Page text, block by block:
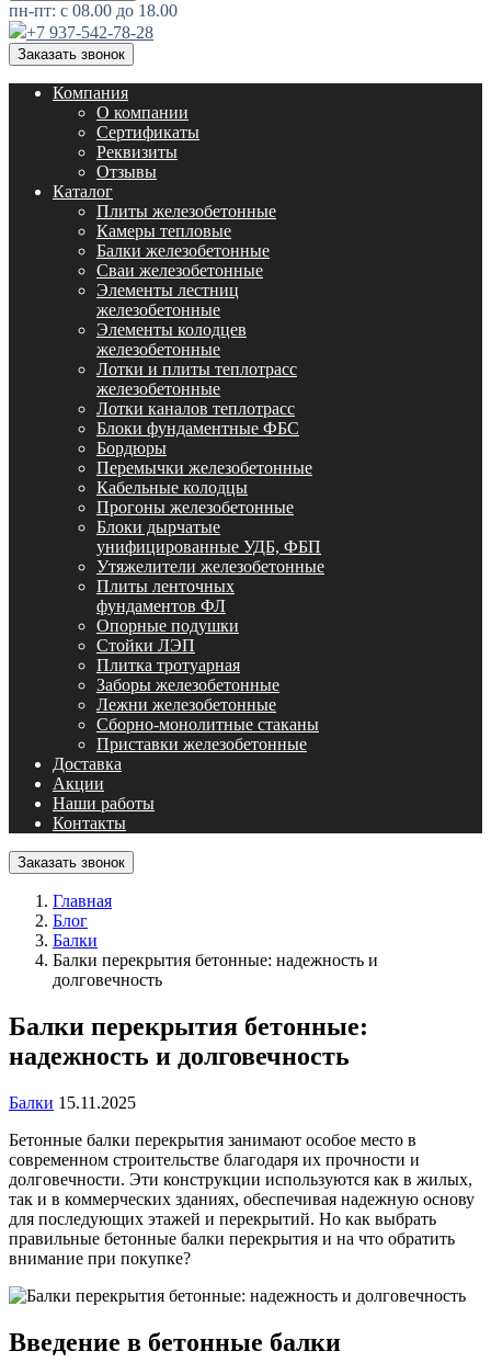
пн-пт: с 08.00 до 18.00
+7 937-542-78-28
Заказать звонок
Компания
О компании
Сертификаты
Реквизиты
Отзывы
Каталог
Плиты железобетонные
Камеры тепловые
Балки железобетонные
Сваи железобетонные
Элементы лестниц
железобетонные
Элементы колодцев
железобетонные
Лотки и плиты теплотрасс
железобетонные
Лотки каналов теплотрасс
Блоки фундаментные ФБС
Бордюры
Перемычки железобетонные
Кабельные колодцы
Прогоны железобетонные
Блоки дырчатые
унифицированные УДБ, ФБП
Утяжелители железобетонные
Плиты ленточных
фундаментов ФЛ
Опорные подушки
Стойки ЛЭП
Плитка тротуарная
Заборы железобетонные
Лежни железобетонные
Сборно-монолитные стаканы
Приставки железобетонные
Доставка
Акции
Наши работы
Контакты
Заказать звонок
Главная
Блог
Балки
Балки перекрытия бетонные: надежность и
долговечность
Балки перекрытия бетонные:
надежность и долговечность
Балки 15.11.2025
Бетонные балки перекрытия занимают особое место в
современном строительстве благодаря их прочности и
долговечности. Эти конструкции используются как в жилых,
так и в коммерческих зданиях, обеспечивая надежную основу
для последующих этажей и перекрытий. Но как выбрать
правильные бетонные балки перекрытия и на что обратить
внимание при покупке?
Введение в бетонные балки